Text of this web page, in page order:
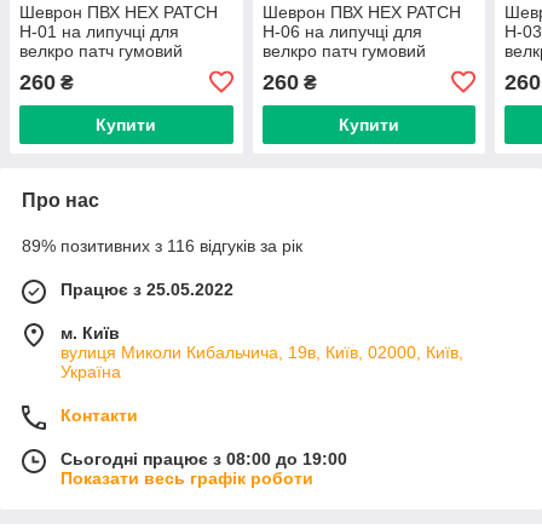
Шеврон ПВХ HEX PATCH
H-01 на липучці для
велкро патч гумовий
260 ₴
Купити
Шеврон ПВХ HEX PATCH
H-06 на липучці для
велкро патч гумовий
260₴
Купити
H-
260
Про нас
89% позитивних з 116 відгуків за рік
Працює з 25.05.2022
м. Київ
вулиця Миколи Кибальчича, 19в, Київ, 02000, Київ,
Україна
Контакти
Сьогодні працює з 08:00 до 19:00
Показати весь графік роботи